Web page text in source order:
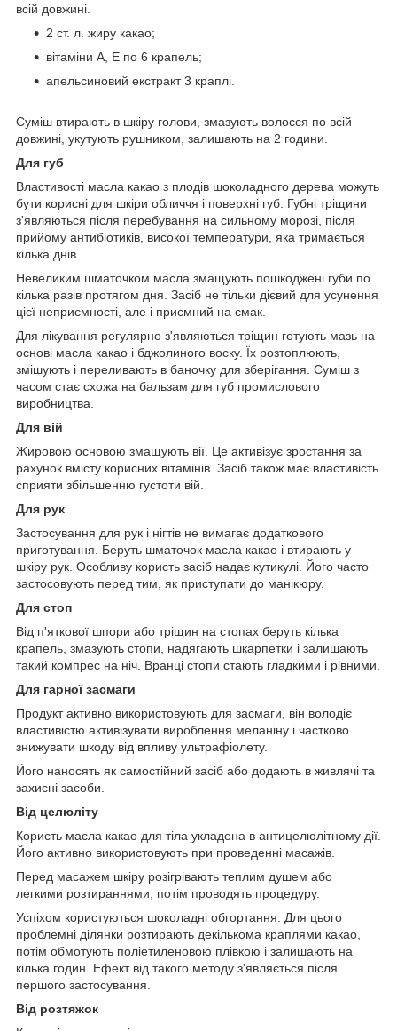
всій довжині.
2 ст. л. жиру какао;
вітаміни A, E по 6 крапель;
апельсиновий екстракт 3 краплі.
Суміш втирають в шкіру голови, змазують волосся по всій
довжині, укутують рушником, залишають на 2 години.
Для губ
Властивості масла какао з плодів шоколадного дерева можуть
бути корисні для шкіри обличчя і поверхні губ. Губні тріщини
з'являються після перебування на сильному морозі, після
прийому антибіотиків, високої температури, яка тримається
кілька днів.
Невеликим шматочком масла змащують пошкоджені губи по
кілька разів протягом дня. Засіб не тільки дієвий для усунення
цієї неприємності, але і приємний на смак.
Для лікування регулярно з'являються тріщин готують мазь на
основі масла какао і бджолиного воску. Їх розтоплюють,
змішують і переливають в баночку для зберігання. Суміш з
часом стає схожа на бальзам для губ промислового
виробництва.
Для вій
Жировою основою змащують вії. Це активізує зростання за
рахунок вмісту корисних вітамінів. Засіб також має властивість
сприяти збільшенню густоти вій.
Для рук
Застосування для рук і нігтів не вимагає додаткового
приготування. Беруть шматочок масла какао і втирають у
шкіру рук. Особливу користь засіб надає кутикулі. Його часто
застосовують перед тим, як приступати до манікюру.
Для стоп
Від п'яткової шпори або тріщин на стопах беруть кілька
крапель, змазують стопи, надягають шкарпетки і залишають
такий компрес на ніч. Вранці стопи стають гладкими і рівними.
Для гарної засмаги
Продукт активно використовують для засмаги, він володіє
властивістю активізувати вироблення меланіну і частково
знижувати шкоду від впливу ультрафіолету.
Його наносять як самостійний засіб або додають в живлячі та
захисні засоби.
Від целюліту
Користь масла какао для тіла укладена в антицелюлітному дії.
Його активно використовують при проведенні масажів.
Перед масажем шкіру розігрівають теплим душем або
легкими розтираннями, потім проводять процедуру.
Успіхом користуються шоколадні обгортання. Для цього
проблемні ділянки розтирають декількома краплями какао,
потім обмотують поліетиленовою плівкою і залишають на
кілька годин. Ефект від такого методу з'являється після
першого застосування.
Від розтяжок